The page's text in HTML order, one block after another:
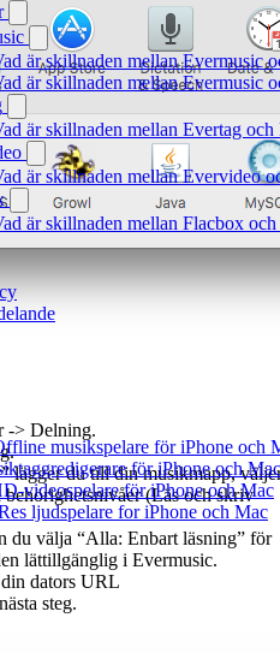
är skillnaden mellan Evermusic
är skillnaden mellan Evermusic
är skillnaden mellan Evertag
är skillnaden mellan Evervideo
är skillnaden mellan Flacbox
musikspelare för iPhone och
för iPhone och Mac
videospelare för iPhone och Mac
ljudspelare for iPhone och Mac
-> Delning.
lägger du till din musikmapp,
behörighetsnivåer (Läs och skriv
du välja “Alla: Enbart läsning” för
lättillgänglig i Evermusic.
dators URL
steg.